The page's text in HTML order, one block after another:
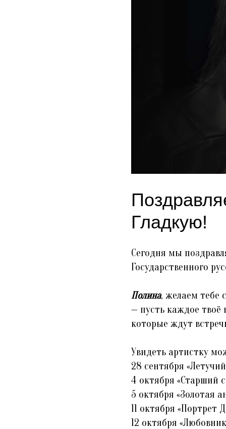
Гладкую!
Сегодня мы
Государственного
Полина, желаем тебе
— пусть каждое твоё
которые ждут
Увидеть артистку
28 сентября
4 октября «Старший
5 октября «Золотая
11 октября «Портрет
12 октября